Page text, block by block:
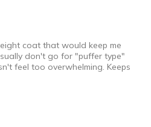
coat that would keep me
don't go for "puffer type"
feel too overwhelming. Keeps